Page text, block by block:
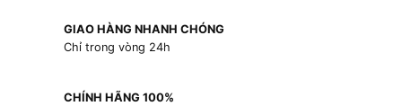
GIAO HÀNG NHANH CHÓNG
Chỉ trong vòng 24h
CHÍNH HÃNG 100%